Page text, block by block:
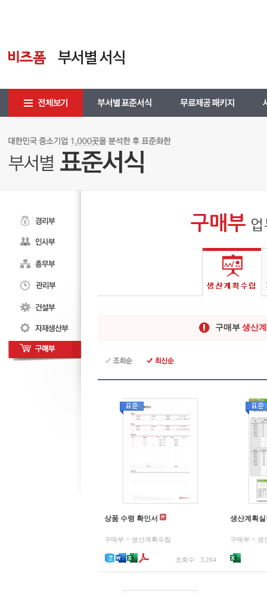
구매부
구매부생산
상품 수령 확인서
구매부 > 생산계획수립
조회수 : 3,264
생산계획
구매부 > 생